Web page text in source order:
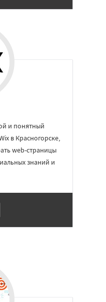
и понятный
в Красногорске,
web-страницы
знаний и